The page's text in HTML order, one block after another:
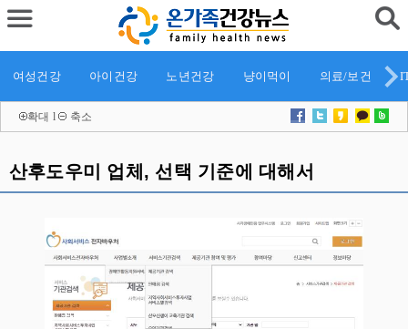
여성건강 아이건강 노년건강 냥이먹이 의료/보건
확대 l 축소
산후도우미 업체, 선택 기준에 대해서